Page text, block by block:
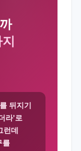
뒤지기
라'로
데
를